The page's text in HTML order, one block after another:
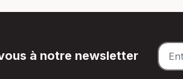
à notre newsletter